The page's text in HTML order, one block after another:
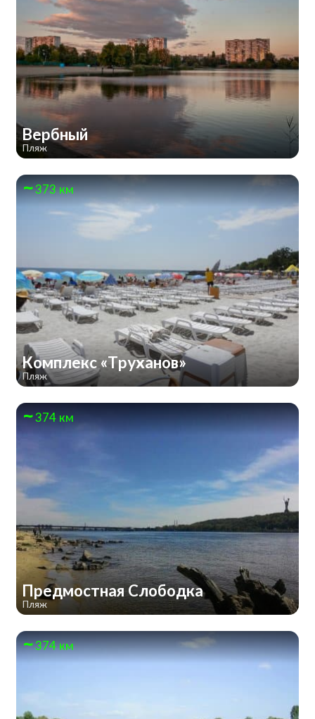
Вербный
Пляж
373 км
Комплекс «Труханов»
Пляж
374 км
Предмостная Слободка
Пляж
374 км